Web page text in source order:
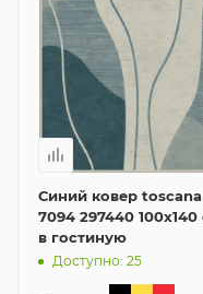
Синий ковер toscana
7094 297440 100x140
в гостиную
Доступно: 25